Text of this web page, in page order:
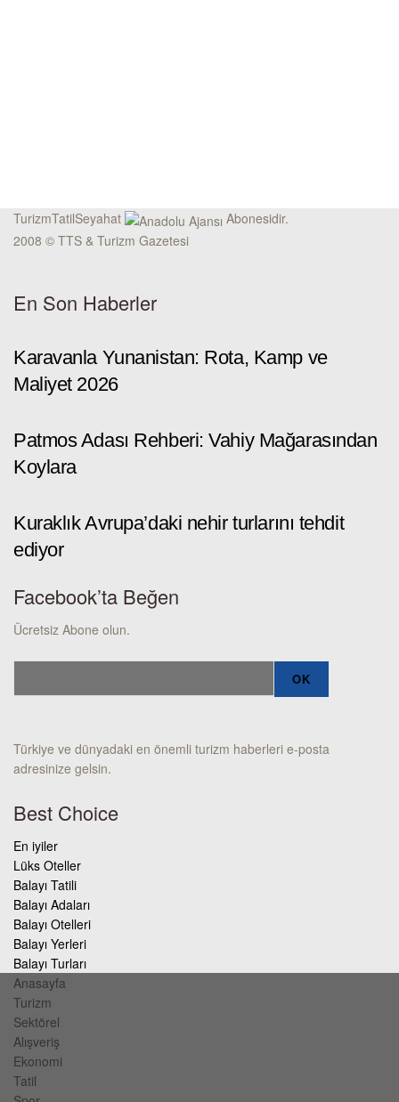
TurizmTatilSeyahat
Abonesidir.
2008 © TTS & Turizm Gazetesi
En Son Haberler
Karavanla Yunanistan: Rota, Kamp ve
Maliyet 2026
Patmos Adası Rehberi: Vahiy Mağarasından
Koylara
Kuraklık Avrupa’daki nehir turlarını tehdit
ediyor
Facebook’ta Beğen
Ücretsiz Abone olun.
Türkiye ve dünyadaki en önemli turizm haberleri e-posta
adresinize gelsin.
Best Choice
En iyiler
Lüks Oteller
Balayı Tatili
Balayı Adaları
Balayı Otelleri
Balayı Yerleri
Balayı Turları
Anasayfa
Turizm
Sektörel
Alışveriş
Ekonomi
Tatil